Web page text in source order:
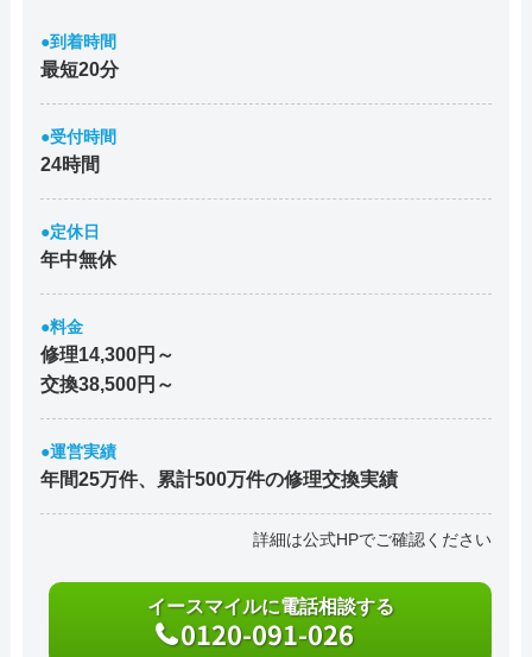
●到着時間
最短20分
●受付時間
24時間
●定休日
年中無休
●料金
修理14,300円～
交換38,500円～
●運営実績
年間25万件、累計500万件の修理交換実績
詳細は公式HPでご確認ください
イースマイルに電話相談する
0120-091-026